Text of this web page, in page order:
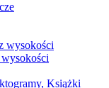
wysokości
Książki